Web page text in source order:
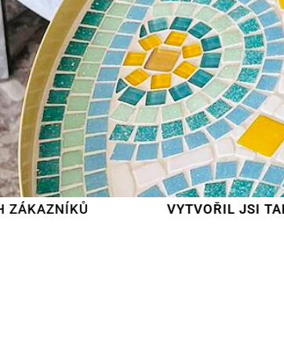
VYTVOŘIL JSI TAKÉ KLENOT?